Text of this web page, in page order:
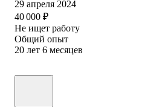
29 апреля 2024
40 000 ₽
Не ищет работу
Общий опыт
20 лет 6 месяцев